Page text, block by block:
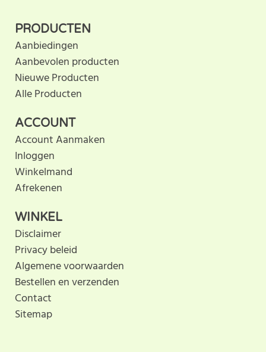
anderen met hun keuze door uw ervaring te delen.
Schrijf als eerste een beoordeling voor dit product.
ACCOUNT
Account Aanmaken
Inloggen
Winkelmand
Afrekenen
PRODUCTEN
Aanbiedingen
Aanbevolen producten
Nieuwe Producten
Alle Producten
WINKEL
Disclaimer
Privacy beleid
Algemene voorwaarden
Bestellen en verzenden
Contact
Sitemap